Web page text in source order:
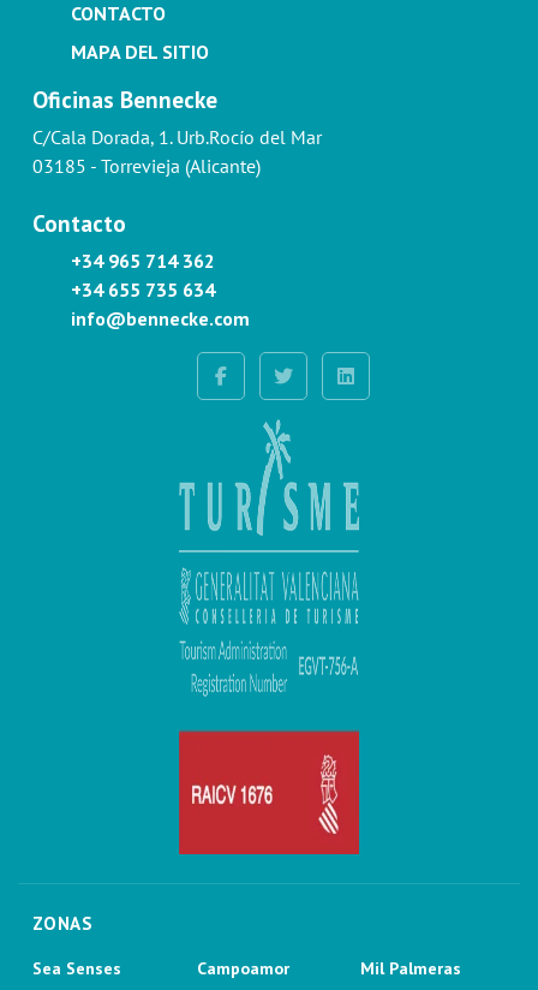
CONTACTO
MAPA DEL SITIO
Oficinas Bennecke
C/Cala Dorada, 1. Urb.Rocío del Mar
03185 - Torrevieja (Alicante)
Contacto
+34 965 714 362
+34 655 735 634
info@bennecke.com
ZONAS
Sea Senses
Campoamor
Mil Palmeras